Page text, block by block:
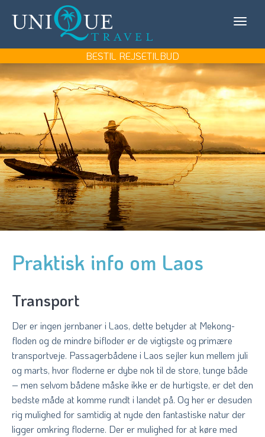
KONTAKT OS
MIN REJSE/LOG IN
Travel
BESTIL REJSETILBUD
REJSEMÅL
REJSETYPER
UDFLUGTER
UNIQUE TRAVEL
BOOK REJSEMØDE
Praktisk info om Laos
Transport
Der er ingen jernbaner i Laos, dette betyder at Mekong-
floden og de mindre bifloder er de vigtigste og primære
transportveje. Passagerbådene i Laos sejler kun mellem juli
og marts, hvor floderne er dybe nok til de store, tunge både
– men selvom bådene måske ikke er de hurtigste, er det den
bedste måde at komme rundt i landet på. Og her er desuden
rig mulighed for samtidig at nyde den fantastiske natur der
ligger omkring floderne. Der er mulighed for at køre med